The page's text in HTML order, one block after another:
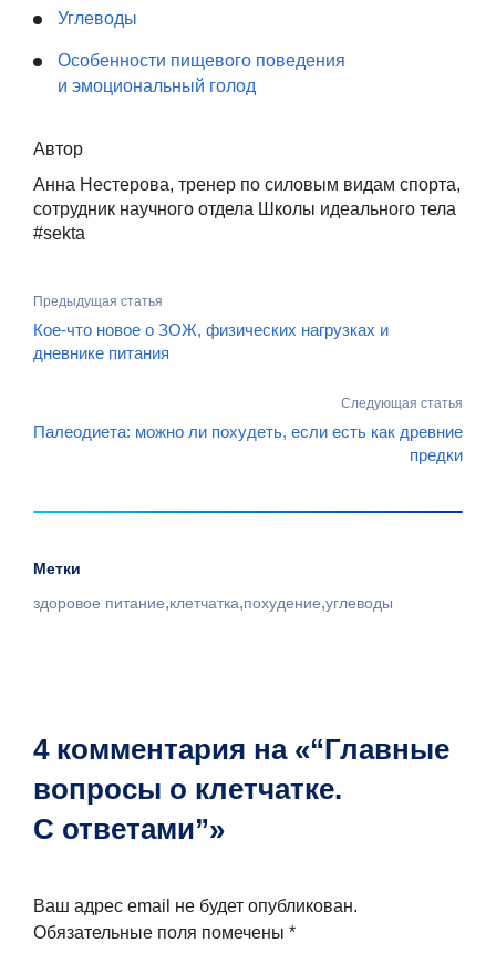
Углеводы
Особенности пищевого поведения
и эмоциональный голод
Автор
Анна Нестерова, тренер по силовым видам спорта,
сотрудник научного отдела Школы идеального тела
#sekta
Предыдущая статья
Кое-что новое о ЗОЖ, физических нагрузках и
дневнике питания
Следующая статья
Палеодиета: можно ли похудеть, если есть как древние
предки
Метки
здоровое питание,клетчатка,похудение,углеводы
4 комментария на «“Главные
вопросы о клетчатке.
С ответами”»
Ваш адрес email не будет опубликован.
Обязательные поля помечены *